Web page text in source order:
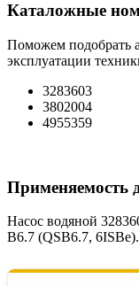
Каталожные
Поможем подобрать
эксплуатации
3283603
3802004
4955359
Применяемость
Насос водяной
B6.7 (QSB6.7, 6ISBe).